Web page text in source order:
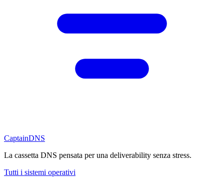
CaptainDNS
La cassetta DNS pensata per una deliverability senza stress.
Tutti i sistemi operativi